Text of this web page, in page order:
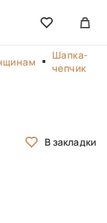
Шапка-
чепчик